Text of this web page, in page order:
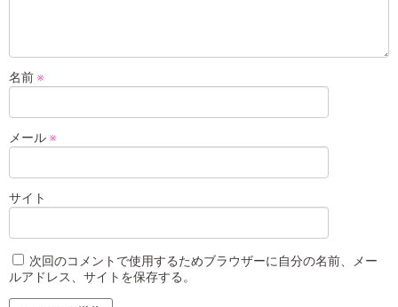
名前 ※
メール ※
サイト
次回のコメントで使用するためブラウザーに自分の名前、メー
ルアドレス、サイトを保存する。